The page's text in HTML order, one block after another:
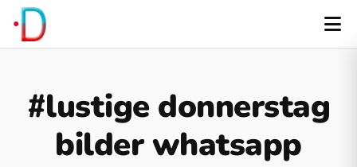
#lustige donnerstag
bilder whatsapp